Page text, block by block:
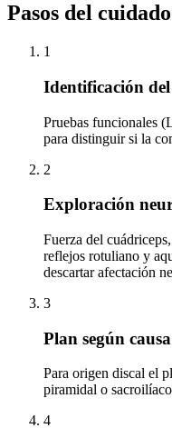
Pasos del
1
Identificación
Pruebas funcionales
para distinguir si la
2
Exploración
Fuerza del
reflejos rotuliano y
descartar afectación
3
Plan según causa
Para origen discal el
piramidal o
4